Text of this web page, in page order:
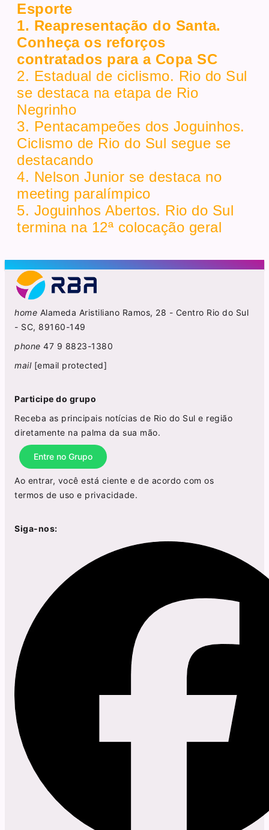
Esporte
1. Reapresentação do Santa.
Conheça os reforços
contratados para a Copa SC
2. Estadual de ciclismo. Rio do Sul
se destaca na etapa de Rio
Negrinho
3. Pentacampeões dos Joguinhos.
Ciclismo de Rio do Sul segue se
destacando
4. Nelson Junior se destaca no
meeting paralímpico
5. Joguinhos Abertos. Rio do Sul
termina na 12ª colocação geral
home Alameda Aristiliano Ramos, 28 - Centro Rio do Sul
- SC, 89160-149
phone 47 9 8823-1380
mail [email protected]
Participe do grupo
Receba as principais notícias de Rio do Sul e região
diretamente na palma da sua mão.
Entre no Grupo
Ao entrar, você está ciente e de acordo com os
termos de uso e privacidade.
Siga-nos: